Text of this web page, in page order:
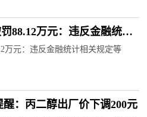
88.12万元：违反金融统计
万元：违反金融统计相关规定等
醒：丙二醇出厂价下调200元